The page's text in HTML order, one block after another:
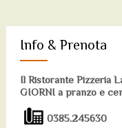
Info & Prenota
Il Ristorante Pizzeria
GIORNI a pranzo e
0385.245630